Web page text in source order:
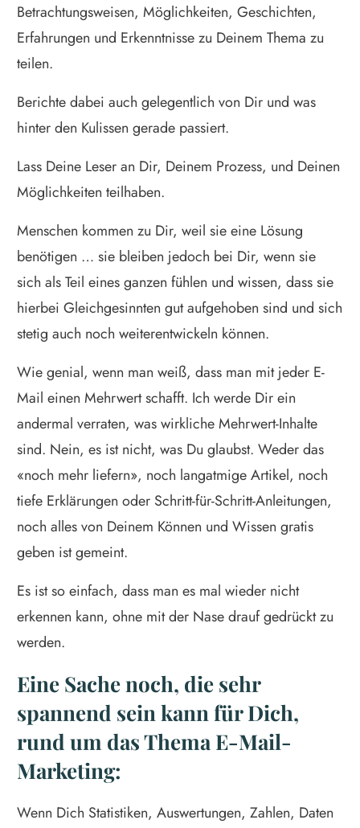
Betrachtungsweisen, Möglichkeiten, Geschichten,
Erfahrungen und Erkenntnisse zu Deinem Thema zu
teilen.
Berichte dabei auch gelegentlich von Dir und was
hinter den Kulissen gerade passiert.
Lass Deine Leser an Dir, Deinem Prozess, und Deinen
Möglichkeiten teilhaben.
Menschen kommen zu Dir, weil sie eine Lösung
benötigen … sie bleiben jedoch bei Dir, wenn sie
sich als Teil eines ganzen fühlen und wissen, dass sie
hierbei Gleichgesinnten gut aufgehoben sind und sich
stetig auch noch weiterentwickeln können.
Wie genial, wenn man weiß, dass man mit jeder E-
Mail einen Mehrwert schafft. Ich werde Dir ein
andermal verraten, was wirkliche Mehrwert-Inhalte
sind. Nein, es ist nicht, was Du glaubst. Weder das
«noch mehr liefern», noch langatmige Artikel, noch
tiefe Erklärungen oder Schritt-für-Schritt-Anleitungen,
noch alles von Deinem Können und Wissen gratis
geben ist gemeint.
Es ist so einfach, dass man es mal wieder nicht
erkennen kann, ohne mit der Nase drauf gedrückt zu
werden.
Eine Sache noch, die sehr
spannend sein kann für Dich,
rund um das Thema E-Mail-
Marketing:
Wenn Dich Statistiken, Auswertungen, Zahlen, Daten